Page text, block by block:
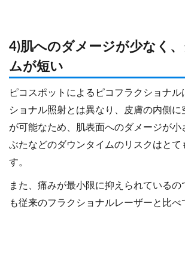
4)肌へのダメージが少なく
ムが短い
ピコスポットによるピコフラクショナル
ショナル照射とは異なり、皮膚の内側に
が可能なため、肌表面へのダメージが小
ぶたなどのダウンタイムのリスクはとて
す。
また、痛みが最小限に抑えられているの
も従来のフラクショナルレーザーと比べ